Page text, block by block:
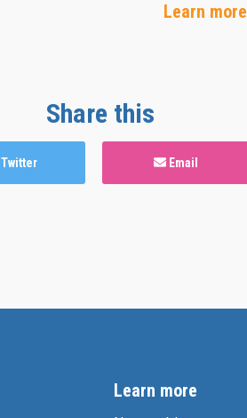
Learn more
Share this
Twitter Email
Learn more